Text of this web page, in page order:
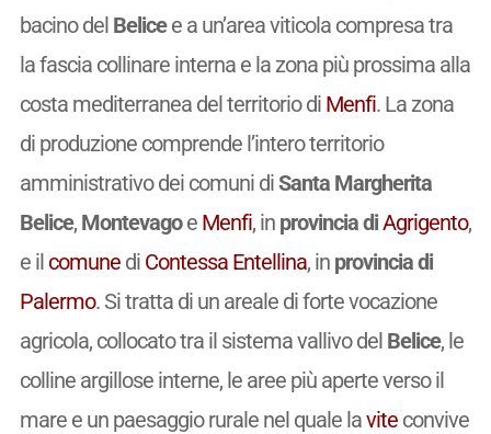
bacino del Belicee a un’area viticola compresa tra
la fascia collinare interna e la zona più prossima alla
costa mediterranea del territorio di Menfi. La zona
di produzione comprende l’intero territorio
amministrativo dei comuni diSanta Margherita
Belice, Montevagoe Menfi, in provincia diAgrigento,
e il comunedi Contessa Entellina, in provincia di
Palermo. Si tratta di un areale di forte vocazione
agricola, collocato tra il sistema vallivo del Belice, le
colline argillose interne, le aree più aperte verso il
mare e un paesaggio rurale nel quale laviteconvive